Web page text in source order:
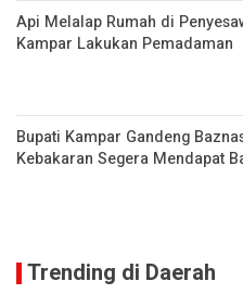
Api Melalap Rumah di
Kampar Lakukan Pemadaman
Bupati Kampar Gandeng
Kebakaran Segera Mendapat
Trending di Daerah